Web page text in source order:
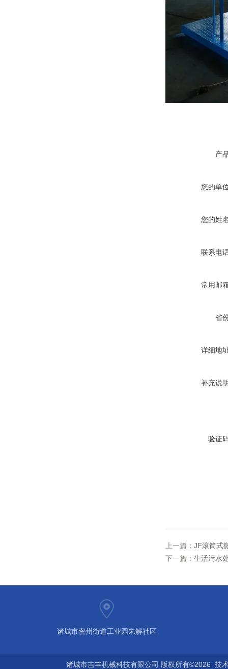
产
您的单
您的姓
联系电
常用邮
省
详细地
补充说
验证
上一篇： JF滚筒式
下一篇： 生活污水
诸城市密州街道工业园朱解社区
诸城市吉丰机械科技有限公司 版权所有©2026 技